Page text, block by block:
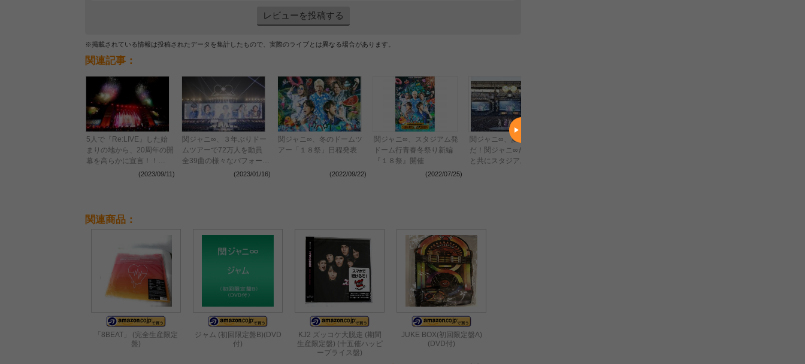
レビューを投稿する
※掲載されている情報は投稿されたデータを集計したもので、実際のライブとは異なる場合があります。
関連記事：
5人で『Re:LIVE』した始
まりの地から、20周年の開
幕を高らかに宣言！！
『KANJANI∞ 20FES ~前夜
(2023/09/11)
関ジャニ∞、３年ぶりドー
ムツアーで72万人を動員
全39曲の様々なパフォーマ
ンスで『18祭』を締めくく
(2023/01/16)
関ジャニ∞、冬のドームツ
アー「１８祭」日程発表
(2022/09/22)
関ジャニ∞、スタジアム発
ドーム行青春冬祭り新編
『１８祭』開催
(2022/07/25)
関ジャニ∞、夏だ！祭り
だ！関ジャニ∞だ！7.2万人
と共にスタジアムLIVE『１
関連商品：
「8BEAT」 (完全生産限定
盤)
ジャム (初回限定盤B)(DVD
付)
KJ2 ズッコケ大脱走 (期間
生産限定盤) (十五催ハッピ
ープライス盤)
JUKE BOX(初回限定盤A)
(DVD付)